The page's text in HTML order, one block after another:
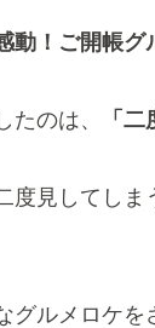
動！ご開帳
たのは、 「
度見してし
グルメロケを